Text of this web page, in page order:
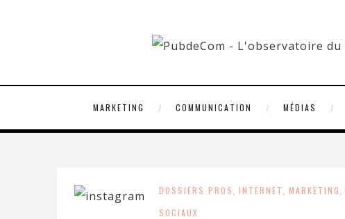
MARKETING COMMUNICATION MÉDIAS
DOSSIERS PROS, INTERNET, MARKETING,
SOCIAUX